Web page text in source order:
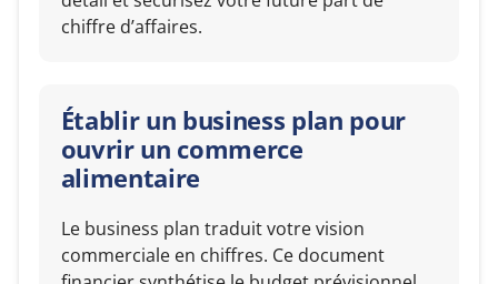
chiffre d’affaires.
Établir un business plan pour
ouvrir un commerce
alimentaire
Le business plan traduit votre vision
commerciale en chiffres. Ce document